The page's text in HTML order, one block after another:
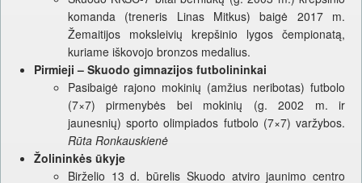
komanda (treneris Linas Mitkus) baigė 2017 m.
Žemaitijos moksleivių krepšinio lygos čempionatą,
kuriame iškovojo bronzos medalius.
Pirmieji – Skuodo gimnazijos futbolininkai
Pasibaigė rajono mokinių (amžius neribotas) futbolo
(7×7) pirmenybės bei mokinių (g. 2002 m. ir
jaunesnių) sporto olimpiados futbolo (7×7) varžybos.
Rūta Ronkauskienė
Žolininkės ūkyje
Birželio 13 d. būrelis Skuodo atviro jaunimo centro